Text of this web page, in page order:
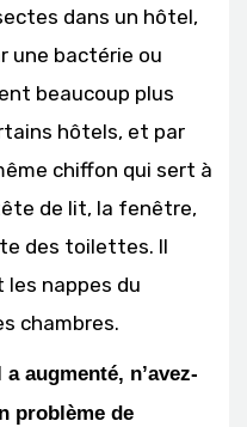
dans un hôtel,
une bactérie ou
beaucoup plus
hôtels, et par
chiffon qui sert à
de lit, la fenêtre,
des toilettes. Il
nappes du
chambres.
augmenté, n’avez-
problème de